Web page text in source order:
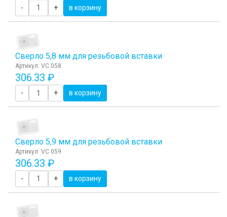
- + в корзину
Сверло 5,8 мм для резьбовой вставки
Артикул: VC 058
306.33 ₽
- + в корзину
Сверло 5,9 мм для резьбовой вставки
Артикул: VC 059
306.33 ₽
- + в корзину